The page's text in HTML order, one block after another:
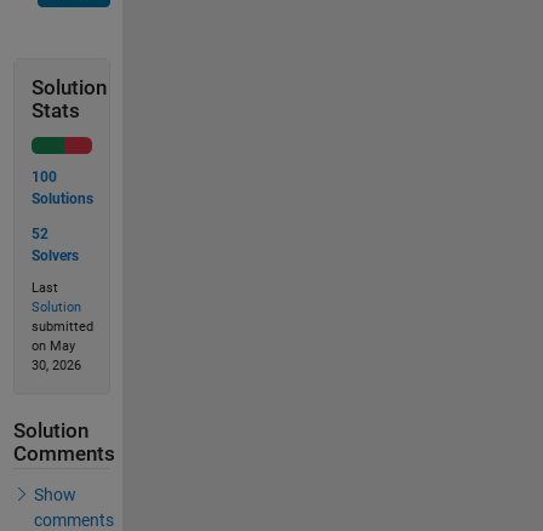
Solution
Stats
100
Solutions
52
Solvers
Last
Solution
submitted
on May
30, 2026
Solution
Comments
Show
comments